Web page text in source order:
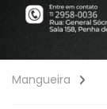
Mangueira